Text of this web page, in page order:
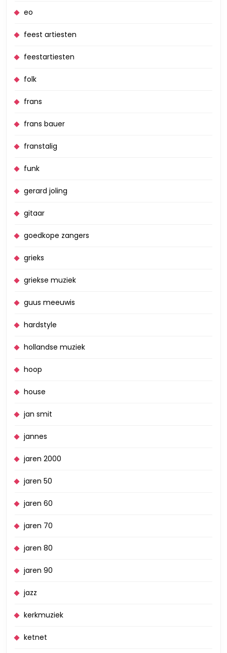
eo
feest artiesten
feestartiesten
folk
frans
frans bauer
franstalig
funk
gerard joling
gitaar
goedkope zangers
grieks
griekse muziek
guus meeuwis
hardstyle
hollandse muziek
hoop
house
jan smit
jannes
jaren 2000
jaren 50
jaren 60
jaren 70
jaren 80
jaren 90
jazz
kerkmuziek
ketnet